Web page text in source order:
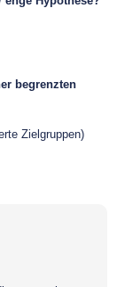
begrenzten
Zielgruppen)